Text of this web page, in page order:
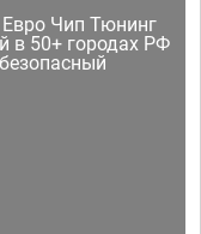
Чип Тюнинг
в 50+ городах РФ